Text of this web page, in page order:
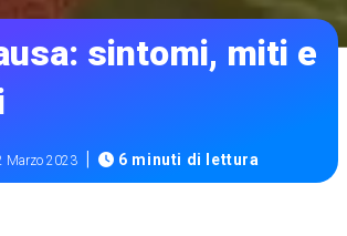
sintomi, miti e
Marzo 2023 | 6 minuti di lettura